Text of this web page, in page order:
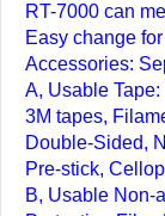
RT-7000 can
Easy change
Accessories:
A, Usable Tape:
3M tapes,
Double-Sided,
Pre-stick,
B, Usable Non-